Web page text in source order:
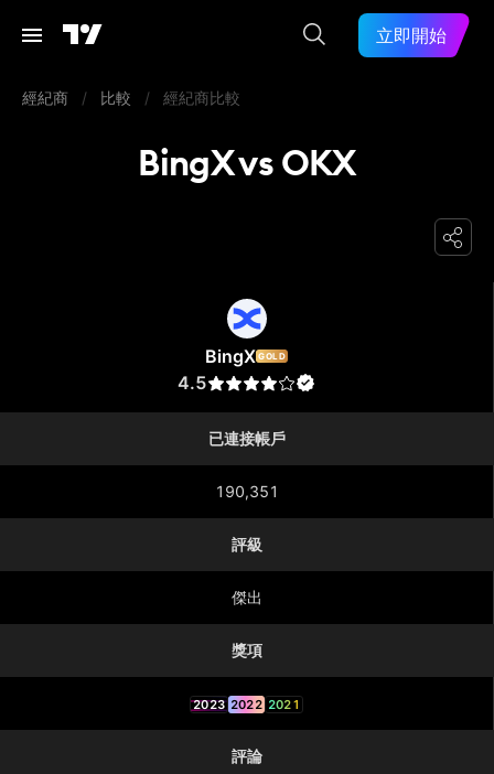
立即開始
經紀商 / 比較 / 經紀商比較
BingX vs OKX
BingX GOLD
4.5
已連接帳戶
190,351
評級
傑出
獎項
2023 2022 2021
評論